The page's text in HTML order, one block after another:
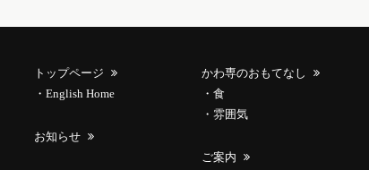
トップページ
English Home
お知らせ
かわ専のおもてなし
食
雰囲気
ご案内